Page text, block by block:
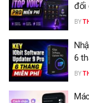
đổi
BY
6
BY